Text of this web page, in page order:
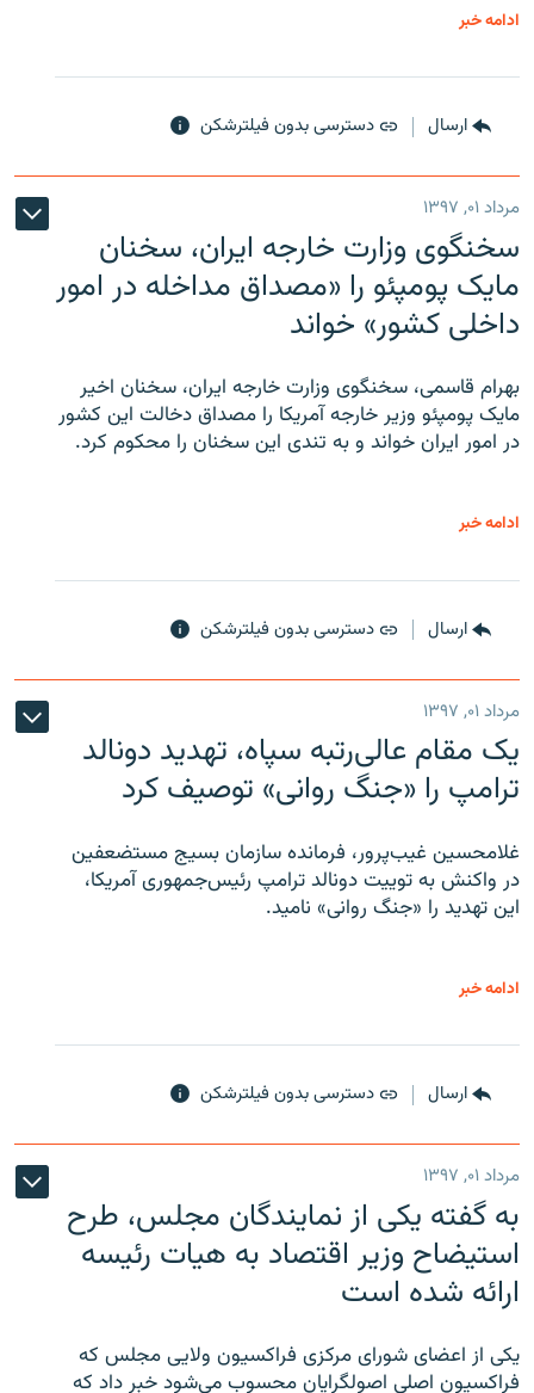
ادامه خبر
ارسال دسترسی بدون فیلترشکن
مرداد ۰۱, ۱۳۹۷
سخنگوی وزارت خارجه ایران، سخنان
مایک پومپئو را «مصداق مداخله در امور
داخلی کشور» خواند
بهرام قاسمی، سخنگوی وزارت خارجه ایران، سخنان اخیر
مایک پومپئو وزیر خارجه آمریکا را مصداق دخالت این کشور
در امور ایران خواند و به تندی این سخنان را محکوم کرد.
ادامه خبر
ارسال دسترسی بدون فیلترشکن
مرداد ۰۱, ۱۳۹۷
یک مقام عالی‌رتبه سپاه، تهدید دونالد
ترامپ را «جنگ روانی» توصیف کرد
غلامحسین غیب‌پرور، فرمانده سازمان بسیج مستضعفین
در واکنش به توییت دونالد ترامپ رئیس‌جمهوری آمریکا،
این تهدید را «جنگ روانی» نامید.
ادامه خبر
ارسال دسترسی بدون فیلترشکن
مرداد ۰۱, ۱۳۹۷
به گفته یکی از نمایندگان مجلس، طرح
استیضاح وزیر اقتصاد به هیات رئیسه
ارائه شده است
یکی از اعضای شورای مرکزی فراکسیون ولایی مجلس که
فراکسیون اصلی اصولگرایان محسوب می‌شود خبر داد که